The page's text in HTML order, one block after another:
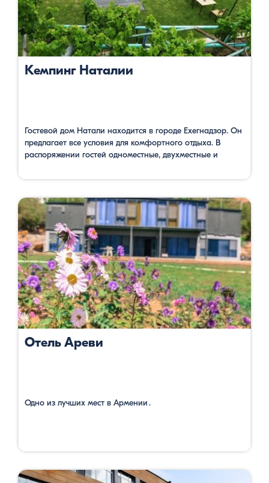
Кемпинг Наталии
Гостевой дом Натали находится в городе Ехегнадзор. Он
предлагает все условия для комфортного отдыха. В
распоряжении гостей одноместные, двухместные и
детской игровой площадкой, ресторан, где можно
отведать вкусные блюда армянской кухни, бесплатный …
Отель Ареви
Одно из лучших мест в Армении․